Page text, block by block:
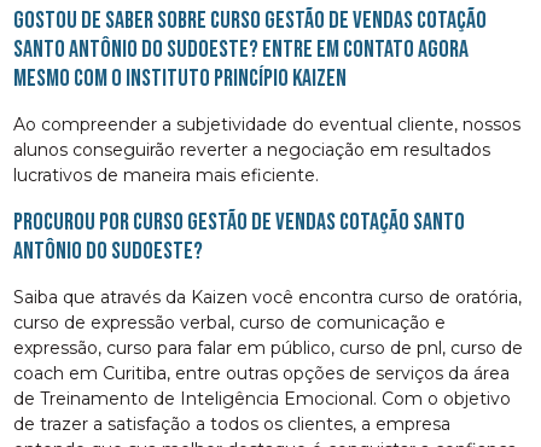
Gostou de saber sobre curso gestão de vendas cotação
Santo Antônio do Sudoeste? Entre em contato agora
mesmo com o Instituto Princípio Kaizen
Ao compreender a subjetividade do eventual cliente, nossos
alunos conseguirão reverter a negociação em resultados
lucrativos de maneira mais eficiente.
Procurou por curso gestão de vendas cotação Santo
Antônio do Sudoeste?
Saiba que através da Kaizen você encontra curso de oratória,
curso de expressão verbal, curso de comunicação e
expressão, curso para falar em público, curso de pnl, curso de
coach em Curitiba, entre outras opções de serviços da área
de Treinamento de Inteligência Emocional. Com o objetivo
de trazer a satisfação a todos os clientes, a empresa